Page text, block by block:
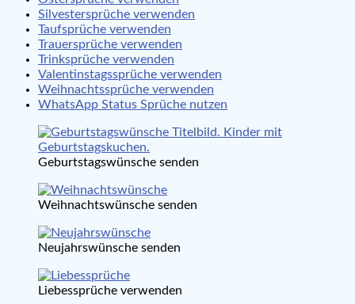
Silvestersprüche verwenden
Taufsprüche verwenden
Trauersprüche verwenden
Trinksprüche verwenden
Valentinstagssprüche verwenden
Weihnachtssprüche verwenden
WhatsApp Status Sprüche nutzen
Geburtstagswünsche senden
Weihnachtswünsche senden
Neujahrswünsche senden
Liebessprüche verwenden